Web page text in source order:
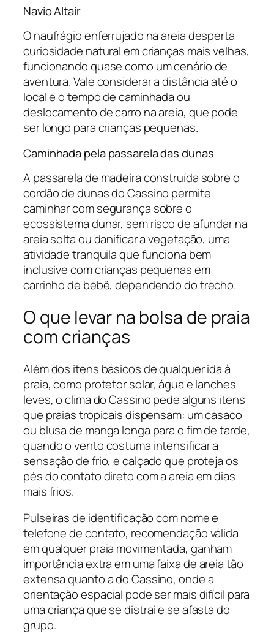
Navio Altair
O naufrágio enferrujado na areia desperta
curiosidade natural em crianças mais velhas,
funcionando quase como um cenário de
aventura. Vale considerar a distância até o
local e o tempo de caminhada ou
deslocamento de carro na areia, que pode
ser longo para crianças pequenas.
Caminhada pela passarela das dunas
A passarela de madeira construída sobre o
cordão de dunas do Cassino permite
caminhar com segurança sobre o
ecossistema dunar, sem risco de afundar na
areia solta ou danificar a vegetação, uma
atividade tranquila que funciona bem
inclusive com crianças pequenas em
carrinho de bebê, dependendo do trecho.
O que levar na bolsa de praia
com crianças
Além dos itens básicos de qualquer ida à
praia, como protetor solar, água e lanches
leves, o clima do Cassino pede alguns itens
que praias tropicais dispensam: um casaco
ou blusa de manga longa para o fim de tarde,
quando o vento costuma intensificar a
sensação de frio, e calçado que proteja os
pés do contato direto com a areia em dias
mais frios.
Pulseiras de identificação com nome e
telefone de contato, recomendação válida
em qualquer praia movimentada, ganham
importância extra em uma faixa de areia tão
extensa quanto a do Cassino, onde a
orientação espacial pode ser mais difícil para
uma criança que se distrai e se afasta do
grupo.